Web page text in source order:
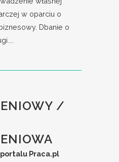
w oparciu o
Dbanie o
/
Praca.pl